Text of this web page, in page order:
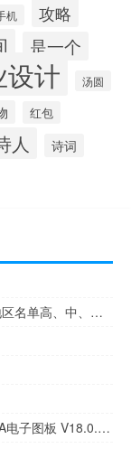
机 攻略
是一个
计 汤圆
红包
人 诗词
2022年01月03日河北省河北辛集疫情风险地区名单高、中、低风险数据消息
CAXA电子图板 V18.0.0.6227 免费版（CAXA电子图板 V18.0.0.6227 免费版功能简介）